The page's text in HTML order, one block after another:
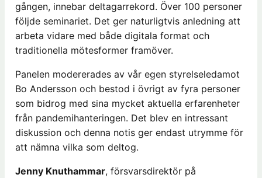
gången, innebar deltagarrekord. Över 100 personer
följde seminariet. Det ger naturligtvis anledning att
arbeta vidare med både digitala format och
traditionella mötesformer framöver.
Panelen modererades av vår egen styrelseledamot
Bo Andersson och bestod i övrigt av fyra personer
som bidrog med sina mycket aktuella erfarenheter
från pandemihanteringen. Det blev en intressant
diskussion och denna notis ger endast utrymme för
att nämna vilka som deltog.
Jenny Knuthammar, försvarsdirektör på